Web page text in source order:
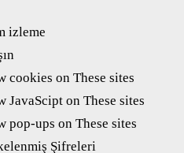
izleme
cookies on These sites
JavaScipt on These sites
pop-ups on These sites
Şifreleri